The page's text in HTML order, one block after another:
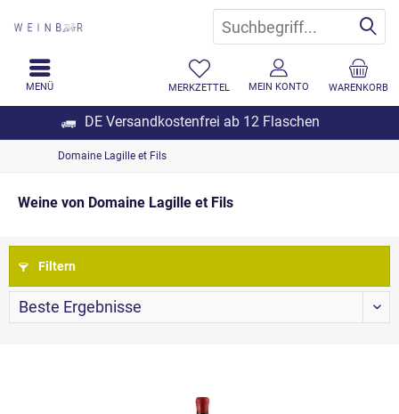
DE Versandkostenfrei ab 12 Flaschen
WARENKORB
MERKZETTEL MEIN KONTO
MENÜ
Domaine Lagille et Fils
Weine von Domaine Lagille et Fils
Filtern